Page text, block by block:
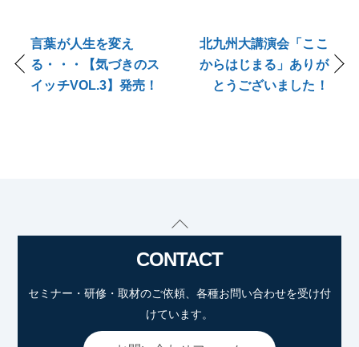
言葉が人生を変え
る・・・【気づきのス
イッチVOL.3】発売！
北九州大講演会「ここ
からはじまる」ありが
とうございました！
Back
Top
CONTACT
セミナー・研修・取材のご依頼、各種お問い合わせを受け付
けています。